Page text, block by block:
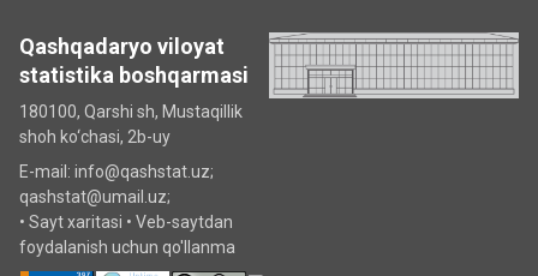
Qashqadaryo viloyat
statistika boshqarmasi
180100, Qarshi sh, Mustаqillik
shoh ko‘chаsi, 2b-uy
E-mail: info@qashstat.uz;
qashstat@umail.uz;
• Sayt xaritasi • Veb-saytdan
foydalanish uchun qo'llanma